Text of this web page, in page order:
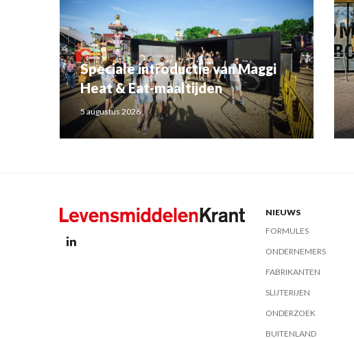
Speciale introductie van Maggi
Heat & Eat-maaltijden
5 augustus 2026
NIEUWS
FORMULES
ONDERNEMERS
FABRIKANTEN
SLIJTERIJEN
ONDERZOEK
BUITENLAND